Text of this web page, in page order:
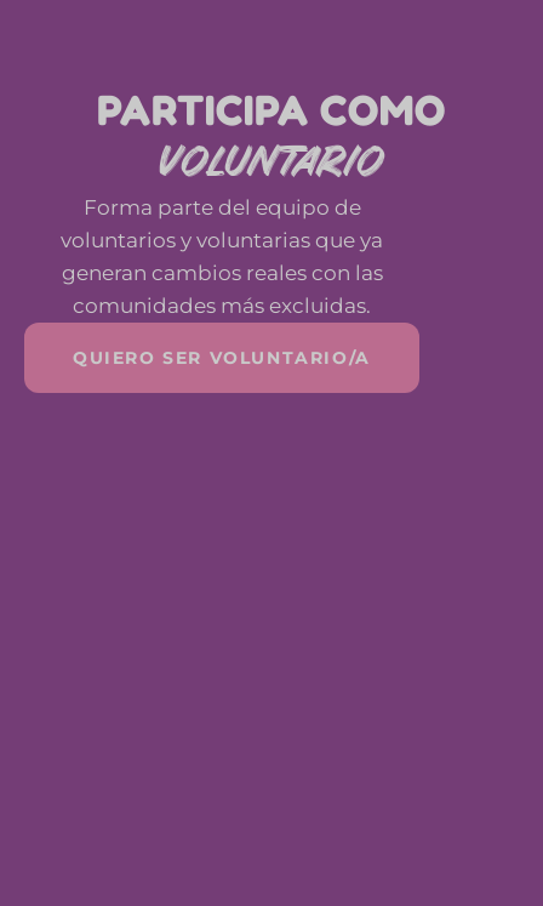
PARTICIPA COMO
VOLUNTARIO
Forma parte del equipo de
voluntarios y voluntarias que ya
generan cambios reales con las
comunidades más excluidas.
QUIERO SER VOLUNTARIO/A